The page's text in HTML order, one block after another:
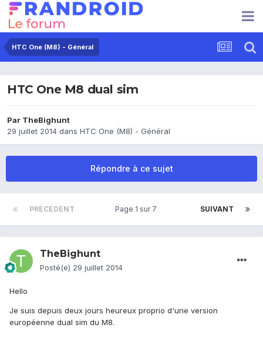
HTC One (M8) - Général
HTC One M8 dual sim
Par TheBighunt
29 juillet 2014 dans HTC One (M8) - Général
Répondre à ce sujet
PRÉCÉDENT SUIVANT
Page 1 sur 7
TheBighunt
Posté(e) 29 juillet 2014
Hello
Je suis depuis deux jours heureux proprio d'une version
européenne dual sim du M8.